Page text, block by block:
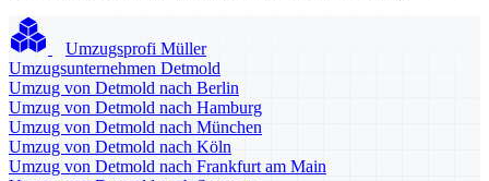
Umzugsprofi Müller
Umzugsunternehmen Detmold
Umzug von Detmold nach Berlin
Umzug von Detmold nach Hamburg
Umzug von Detmold nach München
Umzug von Detmold nach Köln
Umzug von Detmold nach Frankfurt am Main